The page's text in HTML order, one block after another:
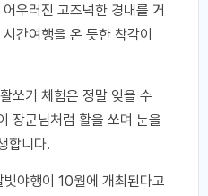
우러진 고즈넉한 경내를 거
간여행을 온 듯한 착각이
쏘기 체험은 정말 잊을 수
장군님처럼 활을 쏘며 눈을
합니다.
야행이 10월에 개최된다고